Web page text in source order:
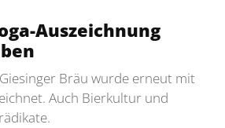
Auszeichnung
Bräu wurde erneut mit
Auch Bierkultur und